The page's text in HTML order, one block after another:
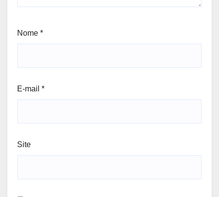
Nome *
E-mail *
Site